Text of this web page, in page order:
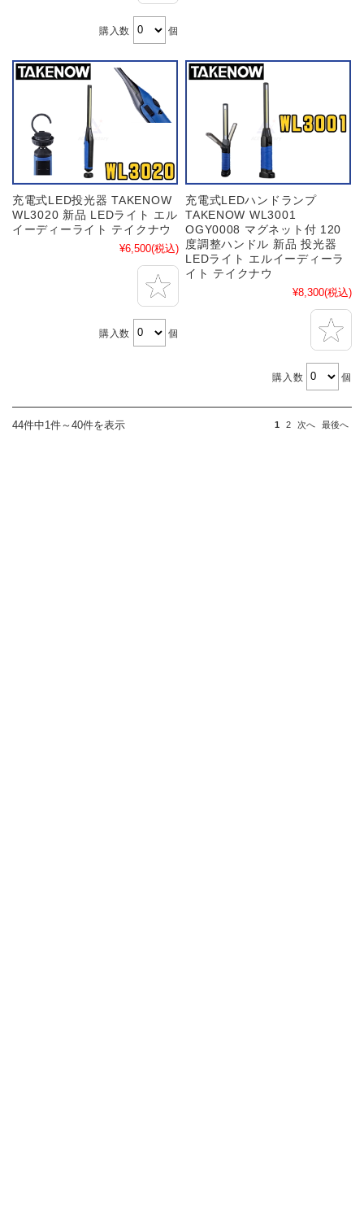
購入数 個
充電式LED投光器 TAKENOW
WL3020 新品 LEDライト エル
イーディーライト テイクナウ
¥6,500(税込)
購入数 個
充電式LEDハンドランプ
TAKENOW WL3001
OGY0008 マグネット付 120
度調整ハンドル 新品 投光器
LEDライト エルイーディーラ
イト テイクナウ
¥8,300(税込)
購入数 個
44件中1件～40件を表示 1 2 次へ 最後へ